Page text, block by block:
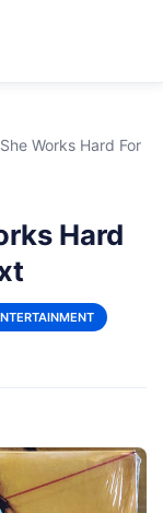
Works Hard For
Hard